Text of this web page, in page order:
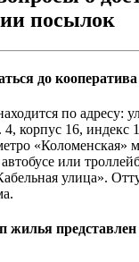
посылок
до кооператива
по адресу:
корпус 16, индекс
«Коломенская»
или
улица».
жилья представлен